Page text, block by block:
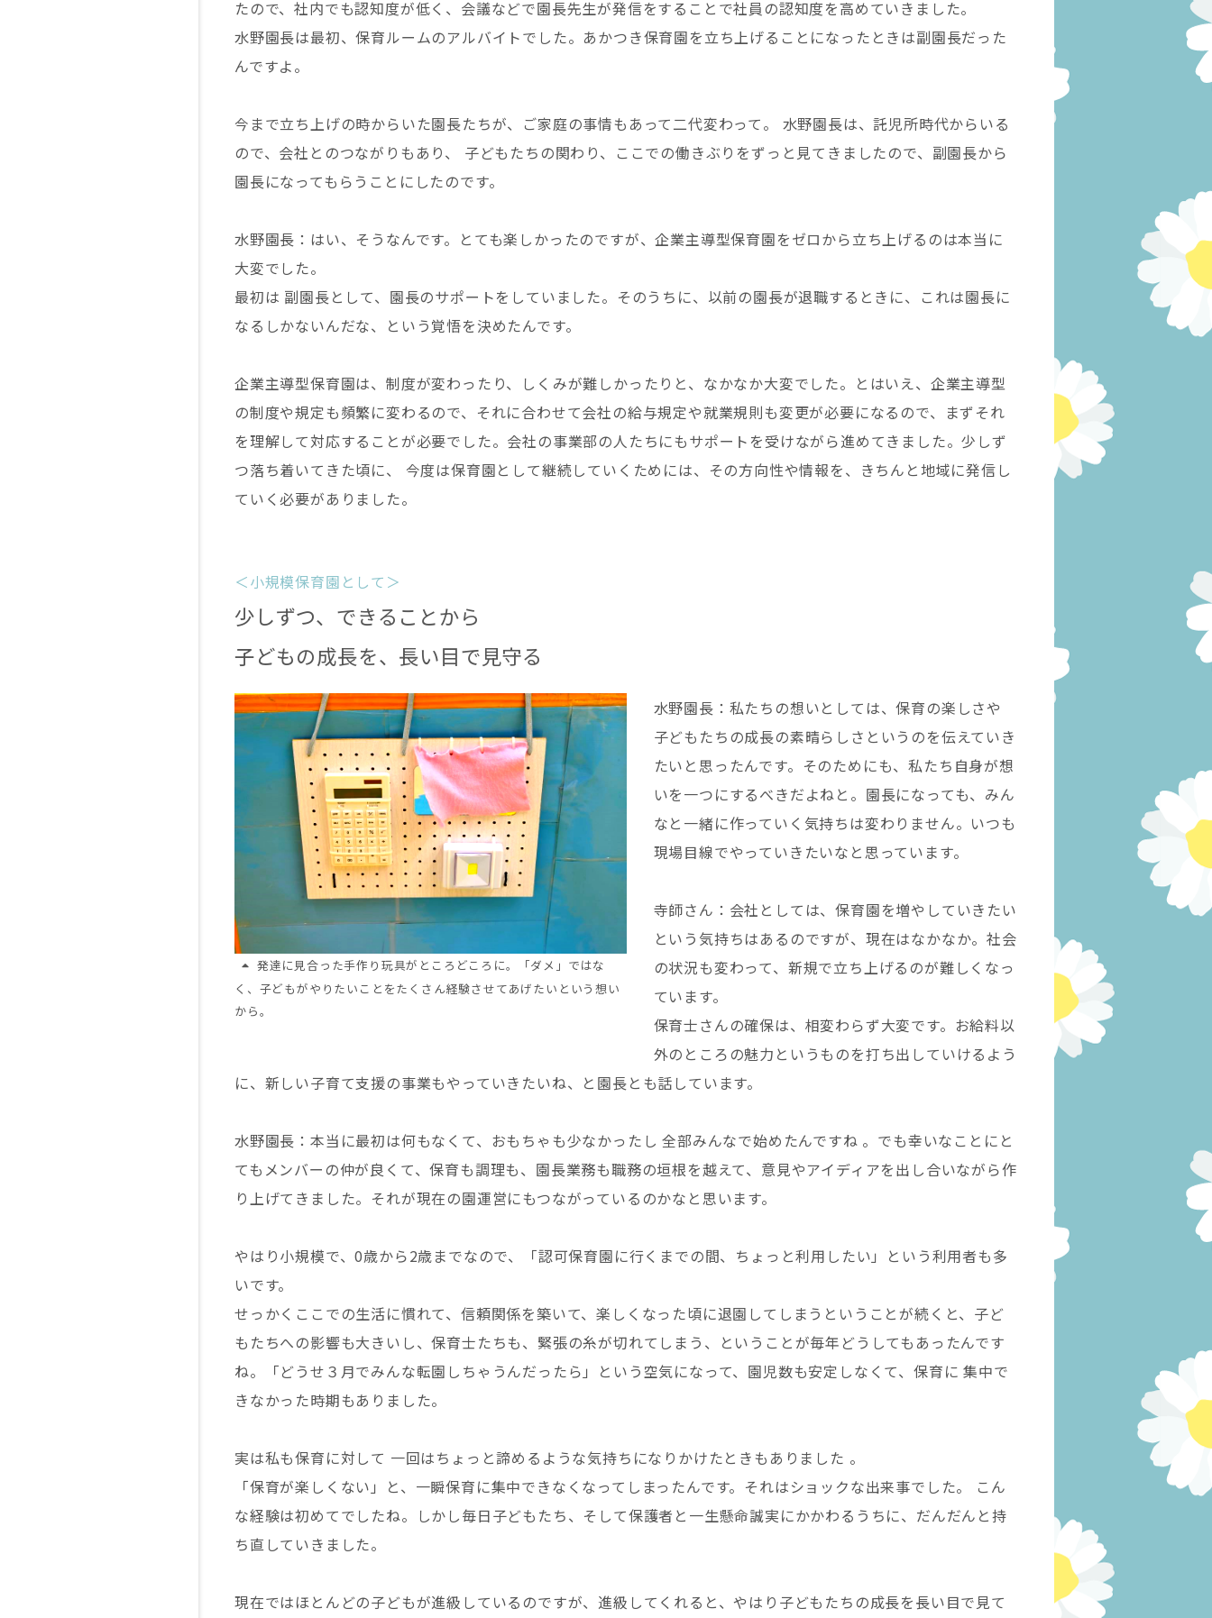
たので、社内でも認知度が低く、会議などで園長先生が発信をすることで社員の認知度を高めていきました。
水野園長は最初、保育ルームのアルバイトでした。あかつき保育園を立ち上げることになったときは副園長だった
んですよ。
今まで立ち上げの時からいた園長たちが、ご家庭の事情もあって二代変わって。 水野園長は、託児所時代からいる
ので、会社とのつながりもあり、 子どもたちの関わり、ここでの働きぶりをずっと見てきましたので、副園長から
園長になってもらうことにしたのです。
水野園長：はい、そうなんです。とても楽しかったのですが、企業主導型保育園をゼロから立ち上げるのは本当に
大変でした。
最初は 副園長として、園長のサポートをしていました。そのうちに、以前の園長が退職するときに、これは園長に
なるしかないんだな、という覚悟を決めたんです。
企業主導型保育園は、制度が変わったり、しくみが難しかったりと、なかなか大変でした。とはいえ、企業主導型
の制度や規定も頻繁に変わるので、それに合わせて会社の給与規定や就業規則も変更が必要になるので、まずそれ
を理解して対応することが必要でした。会社の事業部の人たちにもサポートを受けながら進めてきました。少しず
つ落ち着いてきた頃に、 今度は保育園として継続していくためには、その方向性や情報を、きちんと地域に発信し
ていく必要がありました。
＜小規模保育園として＞
少しずつ、できることから
子どもの成長を、長い目で見守る
発達に見合った手作り玩具がところどころに。「ダメ」ではな
く、子どもがやりたいことをたくさん経験させてあげたいという想い
から。
水野園長：私たちの想いとしては、保育の楽しさや
子どもたちの成長の素晴らしさというのを伝えていき
たいと思ったんです。そのためにも、私たち自身が想
いを一つにするべきだよねと。園長になっても、みん
なと一緒に作っていく気持ちは変わりません。いつも
現場目線でやっていきたいなと思っています。
寺師さん：会社としては、保育園を増やしていきたい
という気持ちはあるのですが、現在はなかなか。社会
の状況も変わって、新規で立ち上げるのが難しくなっ
ています。
保育士さんの確保は、相変わらず大変です。お給料以
外のところの魅力というものを打ち出していけるよう
に、新しい子育て支援の事業もやっていきたいね、と園長とも話しています。
水野園長：本当に最初は何もなくて、おもちゃも少なかったし 全部みんなで始めたんですね 。でも幸いなことにと
てもメンバーの仲が良くて、保育も調理も、園長業務も職務の垣根を越えて、意見やアイディアを出し合いながら作
り上げてきました。それが現在の園運営にもつながっているのかなと思います。
やはり小規模で、0歳から2歳までなので、「認可保育園に行くまでの間、ちょっと利用したい」という利用者も多
いです。
せっかくここでの生活に慣れて、信頼関係を築いて、楽しくなった頃に退園してしまうということが続くと、子ど
もたちへの影響も大きいし、保育士たちも、緊張の糸が切れてしまう、ということが毎年どうしてもあったんです
ね。「どうせ３月でみんな転園しちゃうんだったら」という空気になって、園児数も安定しなくて、保育に 集中で
きなかった時期もありました。
実は私も保育に対して 一回はちょっと諦めるような気持ちになりかけたときもありました 。
「保育が楽しくない」と、一瞬保育に集中できなくなってしまったんです。それはショックな出来事でした。 こん
な経験は初めてでしたね。しかし毎日子どもたち、そして保護者と一生懸命誠実にかかわるうちに、だんだんと持
ち直していきました。
現在ではほとんどの子どもが進級しているのですが、進級してくれると、やはり子どもたちの成長を長い目で見て